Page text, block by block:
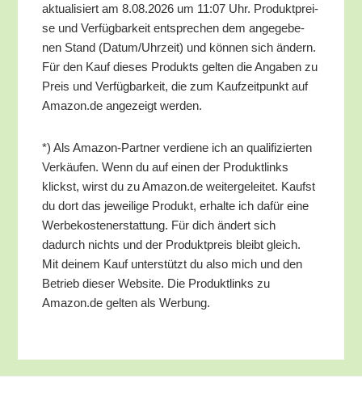
aktua­li­siert am 8.08.2026 um 11:07 Uhr. Pro­dukt­prei­
se und Ver­füg­bar­keit ent­spre­chen dem ange­ge­be­
nen Stand (Datum/​Uhrzeit) und kön­nen sich ändern.
Für den Kauf die­ses Pro­dukts gel­ten die Anga­ben zu
Preis und Ver­füg­bar­keit, die zum Kauf­zeit­punkt auf
Amazon.de ange­zeigt werden.
*) Als Ama­zon-Part­ner ver­die­ne ich an qua­li­fi­zier­ten
Ver­käu­fen. Wenn du auf einen der Pro­dukt­links
klickst, wirst du zu Amazon.de wei­ter­ge­lei­tet. Kaufst
du dort das jewei­li­ge Pro­dukt, erhal­te ich dafür eine
Wer­be­kos­ten­er­stat­tung. Für dich ändert sich
dadurch nichts und der Pro­dukt­preis bleibt gleich.
Mit dei­nem Kauf unter­stützt du also mich und den
Betrieb die­ser Web­site. Die Pro­dukt­links zu
Amazon.de gel­ten als Werbung.